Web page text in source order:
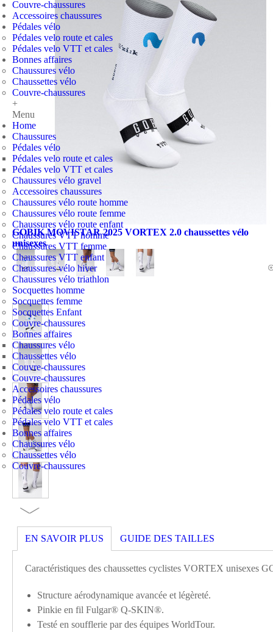
Couvre-chaussures
Accessoires chaussures
Pédales vélo
Pédales velo route et cales
Pédales velo VTT et cales
Bonnes affaires
Chaussures vélo
Chaussettes vélo
Couvre-chaussures
+
Menu
Home
Chaussures
Pédales vélo
Pédales velo route et cales
Pédales velo VTT et cales
Chaussures vélo gravel
Accessoires chaussures
Chaussures vélo route homme
Chaussures vélo route femme
Chaussures vélo route enfant
Chaussures VTT homme
Chaussures VTT femme
Chaussures VTT enfant
Chaussures vélo hiver
Chaussures vélo triathlon
Socquettes homme
Socquettes femme
Socquettes Enfant
Couvre-chaussures
Bonnes affaires
Chaussures vélo
Chaussettes vélo
Couvre-chaussures
Couvre-chaussures
Accessoires chaussures
Pédales vélo
Pédales velo route et cales
Pédales velo VTT et cales
Bonnes affaires
Chaussures vélo
Chaussettes vélo
Couvre-chaussures
GOBIK MOVISTAR 2025 VORTEX 2.0 chaussettes vélo
unisexes
EN SAVOIR PLUS GUIDE DES TAILLES
Caractéristiques des chaussettes cyclistes VORTEX unisexes
Structure aérodynamique avancée et légèreté.
Pinkie en fil Fulgar® Q-SKIN®.
Testé en soufflerie par des équipes WorldTour.